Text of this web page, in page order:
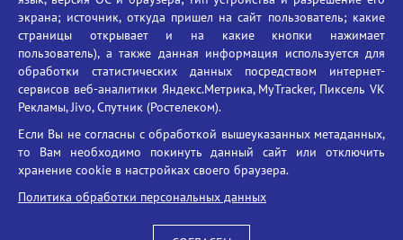
Брянский государственный университет
имени академика И.Г. Петровского
Время работы: пн-пт 09:00-18:00
E-mail: bryanskgu@mail.ru
Телефон: +7(4832)58-90-85
экрана; источник, откуда пришел на сайт пользователь; какие
страницы открывает и на какие кнопки нажимает
пользователь), а также данная информация используется для
обработки статистических данных посредством интернет-
сервисов веб-аналитики Яндекс.Метрика, MyTracker, Пиксель VK
Рекламы, Jivo, Спутник (Ростелеком).
Если Вы не согласны с обработкой вышеуказанных метаданных,
то Вам необходимо покинуть данный сайт или отключить
хранение cookie в настройках своего браузера.
Политика обработки персональных данных